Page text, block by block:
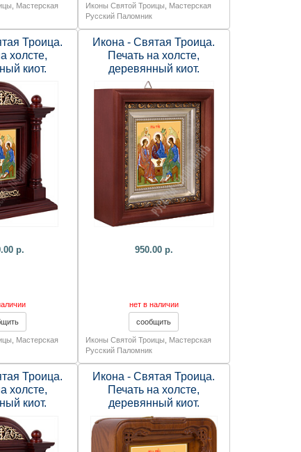
Мастерская
Иконы Святой Троицы
Мастерская
Русский Паломник
Троица.
холсте,
киот.
мм.
р.
Мастерская
Икона - Святая Троица.
Печать на холсте,
деревянный киот.
180х165х60 мм.
950.00 р.
нет в наличии
Иконы Святой Троицы
Мастерская
Русский Паломник
Троица.
холсте,
киот.
мм.
Икона - Святая Троица.
Печать на холсте,
деревянный киот.
216х187х58 мм.